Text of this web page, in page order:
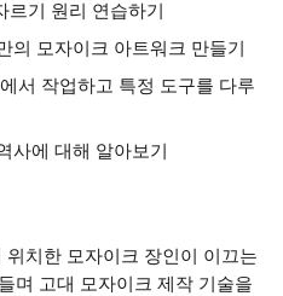
르기 원리 연습하기
의 모자이크 아트워크 만들기
서 작업하고 특정 도구를 다루
사에 대해 알아보기
치한 모자이크 장인이 이끄는
며 고대 모자이크 제작 기술을